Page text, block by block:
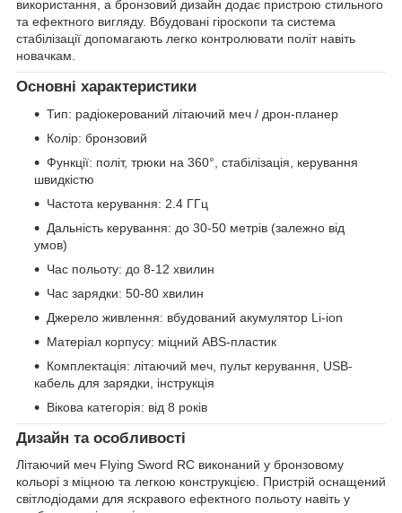
використання, а бронзовий дизайн додає пристрою стильного
та ефектного вигляду. Вбудовані гіроскопи та система
стабілізації допомагають легко контролювати політ навіть
новачкам.
Основні характеристики
Тип: радіокерований літаючий меч / дрон-планер
Колір: бронзовий
Функції: політ, трюки на 360°, стабілізація, керування
швидкістю
Частота керування: 2.4 ГГц
Дальність керування: до 30-50 метрів (залежно від
умов)
Час польоту: до 8-12 хвилин
Час зарядки: 50-80 хвилин
Джерело живлення: вбудований акумулятор Li-ion
Матеріал корпусу: міцний ABS-пластик
Комплектація: літаючий меч, пульт керування, USB-
кабель для зарядки, інструкція
Вікова категорія: від 8 років
Дизайн та особливості
Літаючий меч Flying Sword RC виконаний у бронзовому
кольорі з міцною та легкою конструкцією. Пристрій оснащений
світлодіодами для яскравого ефектного польоту навіть у